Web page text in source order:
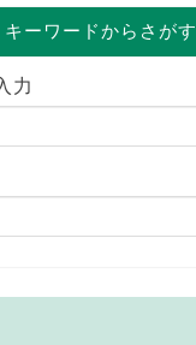
キーワードからさがす
力